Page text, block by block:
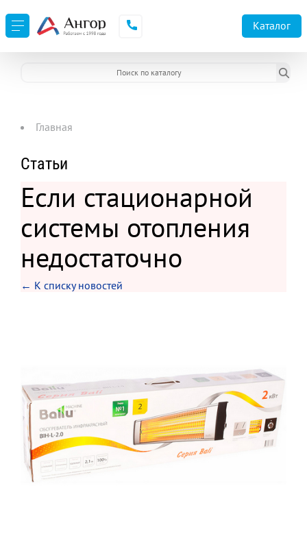
Каталог
Главная
Статьи
Если стационарной
системы отопления
недостаточно
← К списку новостей